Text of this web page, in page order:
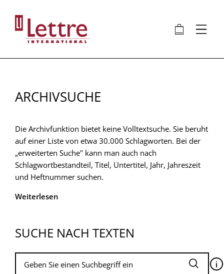
Inhalt
🛍 ⋮
ARCHIVSUCHE
Die Archivfunktion bietet keine Volltextsuche. Sie beruht
auf einer Liste von etwa 30.000 Schlagworten. Bei der
„erweiterten Suche" kann man auch nach
Schlagwortbestandteil, Titel, Untertitel, Jahr, Jahreszeit
und Heftnummer suchen.
Weiterlesen
SUCHE NACH TEXTEN
🛈